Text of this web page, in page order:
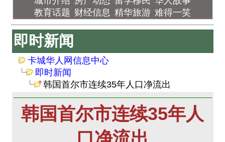
教育话题 财经信息 精华旅游 难得一笑
即时新闻
卡城华人网信息中心
即时新闻
韩国首尔市连续35年人口净流出
韩国首尔市连续35年人